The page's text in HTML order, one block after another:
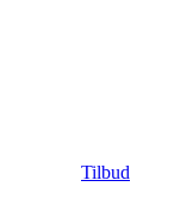
Tilbud